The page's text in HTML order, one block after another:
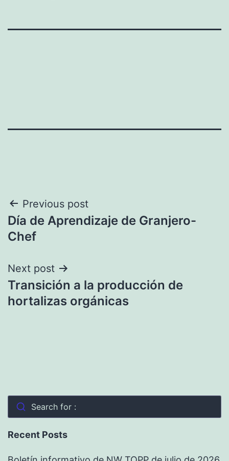
Navegación
de
Previous post
Día de Aprendizaje de Granjero-
Chef
Next post
Transición a la producción de
hortalizas orgánicas
Search for :
Recent Posts